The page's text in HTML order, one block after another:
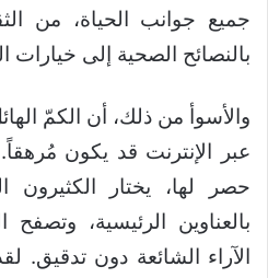
جميع جوانب الحياة، من
بالنصائح الصحية إلى خيارات
والأسوأ من ذلك، أن الكمّ
عبر الإنترنت قد يكون
حصر لها، يختار الكثيرون
بالعناوين الرئيسية،
الآراء الشائعة دون تدقيق.